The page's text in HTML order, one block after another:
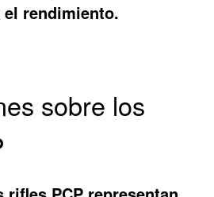
rendimiento.
sobre los